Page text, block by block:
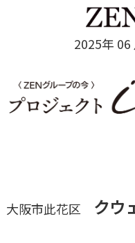
2025年
大阪市此花区 クウ